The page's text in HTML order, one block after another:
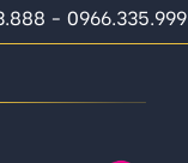
- 0966.335.999